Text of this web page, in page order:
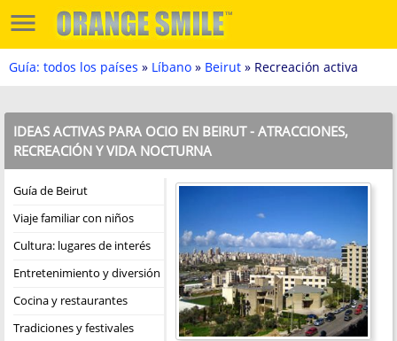
Guía: todos los países » Líbano » Beirut » Recreación activa
IDEAS ACTIVAS PARA OCIO EN BEIRUT - ATRACCIONES,
RECREACIÓN Y VIDA NOCTURNA
Guía de Beirut
Viaje familiar con niños
Cultura: lugares de interés
Entretenimiento y diversión
Cocina y restaurantes
Tradiciones y festivales